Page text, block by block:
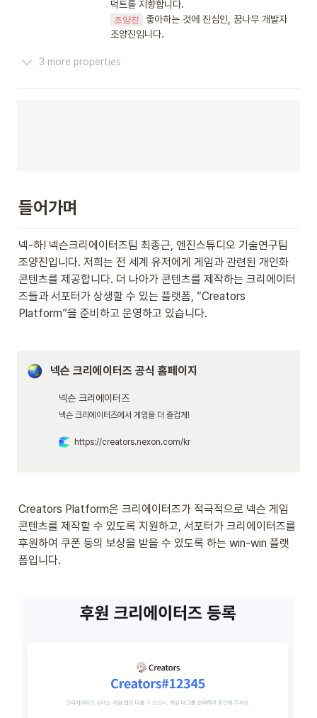
조양진
좋아하는 것에 진심인, 꿈나무 개발자
조양진입니다.
3 more properties
들어가며
넥-하! 넥슨크리에이터즈팀 최종근, 엔진스튜디오 기술연구팀
조양진입니다. 저희는 전 세계 유저에게 게임과 관련된 개인화
콘텐츠를 제공합니다. 더 나아가 콘텐츠를 제작하는 크리에이터
즈들과 서포터가 상생할 수 있는 플랫폼, “Creators
Platform”을 준비하고 운영하고 있습니다.
넥슨 크리에이터즈 공식 홈페이지
넥슨 크리에이터즈
넥슨 크리에이터즈에서 게임을 더 즐겁게!
https://creators.nexon.com/kr
Creators Platform은 크리에이터즈가 적극적으로 넥슨 게임
콘텐츠를 제작할 수 있도록 지원하고, 서포터가 크리에이터즈를
후원하여 쿠폰 등의 보상을 받을 수 있도록 하는 win-win 플랫
폼입니다.